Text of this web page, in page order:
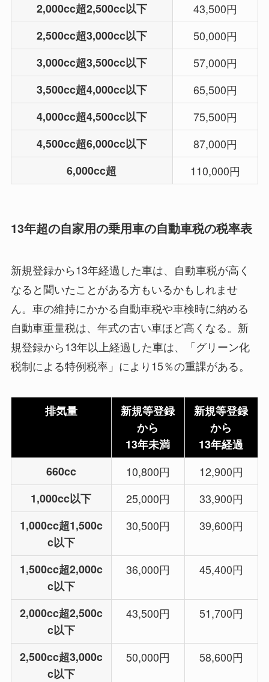
2,000cc超2,500cc以下
43,500円
2,500cc超3,000cc以下
50,000円
3,000cc超3,500cc以下
57,000円
3,500cc超4,000cc以下
65,500円
4,000cc超4,500cc以下
75,500円
4,500cc超6,000cc以下
87,000円
6,000cc超
110,000円
13年超の自家用の乗用車の自動車税の税率表
新規登録から13年経過した車は、自動車税が高く
なると聞いたことがある方もいるかもしれませ
ん。車の維持にかかる自動車税や車検時に納める
自動車重量税は、年式の古い車ほど高くなる。新
規登録から13年以上経過した車は、「グリーン化
税制による特例税率」により15％の重課がある。
排気量
新規等登録
から
13年未満
新規等登録
から
13年経過
660cc
10,800円
12,900円
1,000cc以下
25,000円
33,900円
1,000cc超1,500c
c以下
30,500円 39,600円
1,500cc超2,000c
c以下
36,000円 45,400円
2,000cc超2,500c
c以下
43,500円 51,700円
2,500cc超3,000c
c以下
50,000円 58,600円